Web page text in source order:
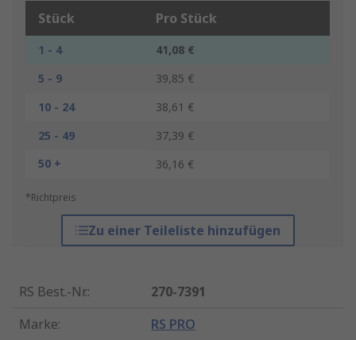
Stück Pro Stück
1 - 4
41,08 €
5 - 9
39,85 €
10 - 24
38,61 €
25 - 49
37,39 €
50 +
36,16 €
*Richtpreis
Zu einer Teileliste hinzufügen
RS Best.-Nr.:
270-7391
Marke: RS PRO